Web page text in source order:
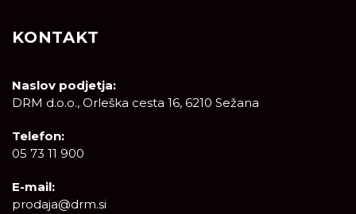
KONTAKT
Naslov podjetja:
DRM d.o.o., Orleška cesta 16, 6210 Sežana
Telefon:
05 73 11 900
E-mail:
prodaja@drm.si